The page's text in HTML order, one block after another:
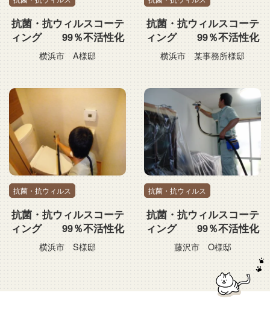
抗菌・抗ウィルスコーテ
ィング 99％不活性化
横浜市 A様邸
抗菌・抗ウィルスコーテ
ィング 99％不活性化
横浜市 某事務所様邸
抗菌・抗ウィルス
抗菌・抗ウィルスコーテ
ィング 99％不活性化
横浜市 S様邸
抗菌・抗ウィルス
抗菌・抗ウィルスコーテ
ィング 99％不活性化
藤沢市 O様邸